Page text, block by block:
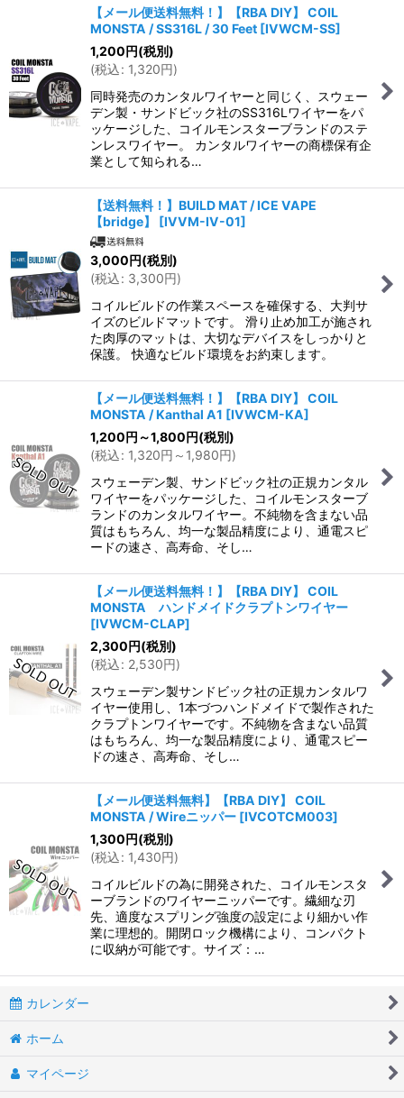
【メール便送料無料！】【RBA DIY】 COIL
MONSTA / SS316L / 30 Feet [IVWCM-SS]
1,200円(税別)
(税込: 1,320円)
同時発売のカンタルワイヤーと同じく、スウェー
デン製・サンドビック社のSS316Lワイヤーをパ
ッケージした、コイルモンスターブランドのステ
ンレスワイヤー。 カンタルワイヤーの商標保有企
業として知られる…
【送料無料！】BUILD MAT / ICE VAPE
【bridge】
[IVVM-IV-01]
3,000円(税別)
(税込: 3,300円)
コイルビルドの作業スペースを確保する、大判サ
イズのビルドマットです。 滑り止め加工が施され
た肉厚のマットは、大切なデバイスをしっかりと
保護。 快適なビルド環境をお約束します。
【メール便送料無料！】【RBA DIY】 COIL
MONSTA / Kanthal A1 [IVWCM-KA]
1,200円 ～1,800円(税別)
(税込: 1,320円 ～1,980円)
スウェーデン製、サンドビック社の正規カンタル
ワイヤーをパッケージした、コイルモンスターブ
ランドのカンタルワイヤー。不純物を含まない品
質はもちろん、均一な製品精度により、通電スピ
ードの速さ、高寿命、そし…
【メール便送料無料！】【RBA DIY】 COIL
MONSTA ハンドメイドクラプトンワイヤー
[IVWCM-CLAP]
2,300円(税別)
(税込: 2,530円)
スウェーデン製サンドビック社の正規カンタルワ
イヤー使用し、1本づつハンドメイドで製作された
クラプトンワイヤーです。不純物を含まない品質
はもちろん、均一な製品精度により、通電スピー
ドの速さ、高寿命、そし…
【メール便送料無料】【RBA DIY】 COIL
MONSTA / Wireニッパー [IVCOTCM003]
1,300円(税別)
(税込: 1,430円)
コイルビルドの為に開発された、コイルモンスタ
ーブランドのワイヤーニッパーです。繊細な刃
先、適度なスプリング強度の設定により細かい作
業に理想的。開閉ロック機構により、コンパクト
に収納が可能です。サイズ：…
カレンダー
ホーム
マイページ